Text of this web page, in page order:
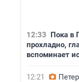
12:33 Пока в
прохладно,
вспоминает
12:21